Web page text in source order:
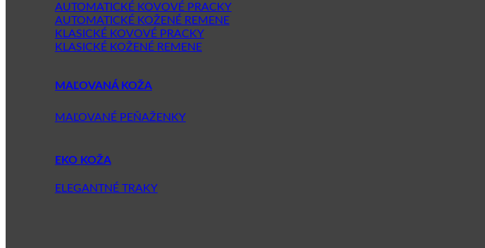
AUTOMATICKÉ KOVOVÉ PRACKY
AUTOMATICKÉ KOŽENÉ REMENE
KLASICKÉ KOVOVÉ PRACKY
KLASICKÉ KOŽENÉ REMENE
MAĽOVANÁ KOŽA
MAĽOVANÉ PEŇAŽENKY
EKO KOŽA
ELEGANTNÉ TRAKY